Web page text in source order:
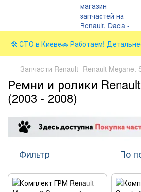
🛠️ СТО в Киеве🚗 Работаем!
Запчасти Renault Renault Megane,
Ремни и ролики
(2003 - 2008)
Фильтр По